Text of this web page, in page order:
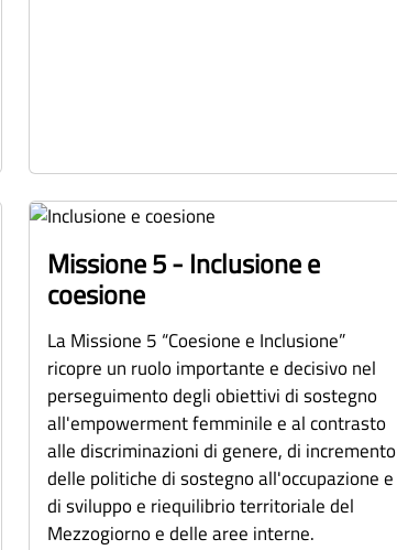
Missione 5 - Inclusione e
coesione
La Missione 5 “Coesione e Inclusione”
ricopre un ruolo importante e decisivo nel
perseguimento degli obiettivi di sostegno
all'empowerment femminile e al contrasto
alle discriminazioni di genere, di incremento
delle politiche di sostegno all'occupazione e
di sviluppo e riequilibrio territoriale del
Mezzogiorno e delle aree interne.